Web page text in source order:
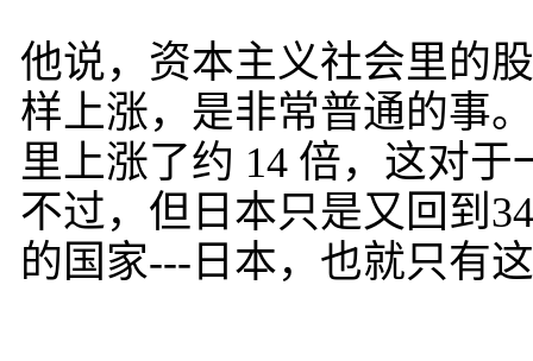
他说，资本主义社会里的
样上涨，是非常普通的事
里上涨了约 14 倍，这对
不过，但日本只是又回到
的国家---日本，也就只有